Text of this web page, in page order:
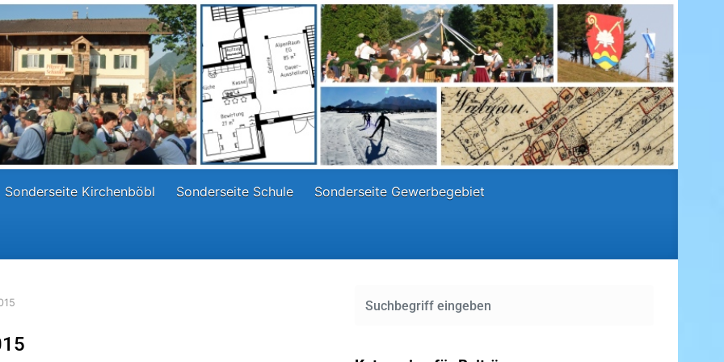
Sonderseite Kirchenböbl Sonderseite Schule Sonderseite Gewerbegebiet